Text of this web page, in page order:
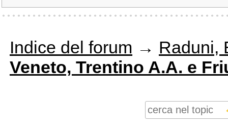
Indice del forum → Raduni,
Veneto, Trentino A.A. e